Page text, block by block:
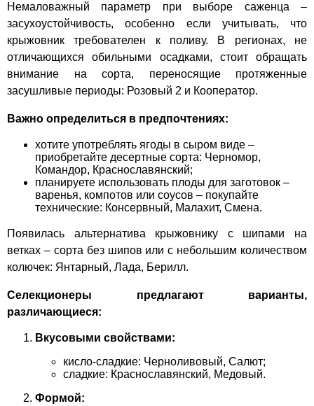
Немаловажный параметр при выборе саженца –
засухоустойчивость, особенно если учитывать, что
крыжовник требователен к поливу. В регионах, не
отличающихся обильными осадками, стоит обращать
внимание на сорта, переносящие протяженные
засушливые периоды: Розовый 2 и Кооператор.
Важно определиться в предпочтениях:
хотите употреблять ягоды в сыром виде –
приобретайте десертные сорта: Черномор,
Командор, Краснославянский;
планируете использовать плоды для заготовок –
варенья, компотов или соусов – покупайте
технические: Консервный, Малахит, Смена.
Появилась альтернатива крыжовнику с шипами на
ветках – сорта без шипов или с небольшим количеством
колючек: Янтарный, Лада, Берилл.
Селекционеры предлагают варианты,
различающиеся:
Вкусовыми свойствами:
кисло-сладкие: Черноливовый, Салют;
сладкие: Краснославянский, Медовый.
Формой: